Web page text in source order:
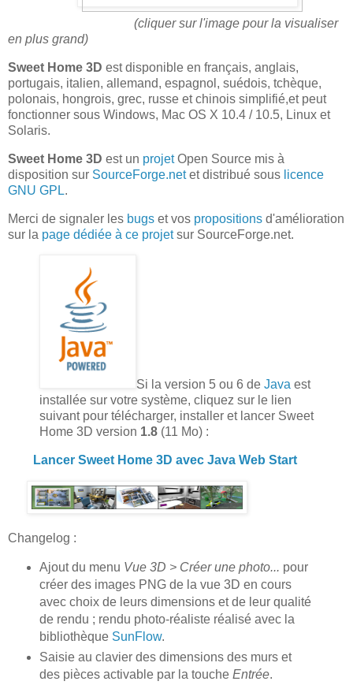
(cliquer sur l'image pour la visualiser
en plus grand)
Sweet Home 3D est disponible en français, anglais,
portugais, italien, allemand, espagnol, suédois, tchèque,
polonais, hongrois, grec, russe et chinois simplifié,et peut
fonctionner sous Windows, Mac OS X 10.4 / 10.5, Linux et
Solaris.
Sweet Home 3D est un projetOpen Source mis à
disposition sur SourceForge.netet distribué sous licence
GNU GPL.
Merci de signaler les bugs et vos propositions d'amélioration
sur la page dédiée à ce projetsur SourceForge.net.
Si la version 5 ou 6 de Java est
installée sur votre système, cliquez sur le lien
suivant pour télécharger, installer et lancer Sweet
Home 3D version 1.8 (11 Mo) :
Lancer Sweet Home 3D avec Java Web Start
Changelog :
Ajout du menu Vue 3D > Créer une photo... pour
créer des images PNG de la vue 3D en cours
avec choix de leurs dimensions et de leur qualité
de rendu ; rendu photo-réaliste réalisé avec la
bibliothèque SunFlow.
Saisie au clavier des dimensions des murs et
des pièces activable par la touche Entrée.